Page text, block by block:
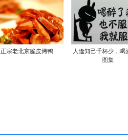
正宗老北京脆皮烤鸭
人逢知己千杯少，喝
图集